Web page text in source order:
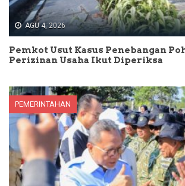
AGU 4, 2026
Pemkot Usut Kasus Penebangan
Perizinan Usaha Ikut Diperiksa
PEMERINTAHAN